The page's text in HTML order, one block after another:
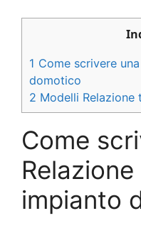
1 Come scrivere
domotico​​
2 Modelli
Come
impianto